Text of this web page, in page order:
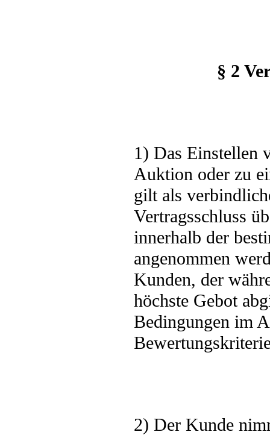
§ 2
1) Das Einstellen
Auktion oder zu
gilt als
Vertragsschluss
innerhalb der
angenommen
Kunden, der
höchste Gebot
Bedingungen im
2) Der Kunde